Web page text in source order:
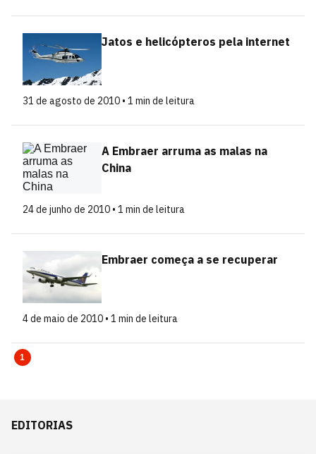
Jatos e helicópteros pela internet
31 de agosto de 2010 • 1 min de leitura
A Embraer arruma as malas na
China
24 de junho de 2010 • 1 min de leitura
Embraer começa a se recuperar
4 de maio de 2010 • 1 min de leitura
1
EDITORIAS